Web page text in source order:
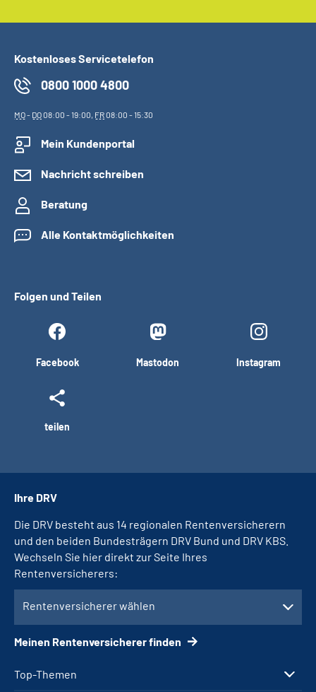
Kostenloses Servicetelefon
0800 1000 4800
MO- DO08:00 - 19:00, FR08:00 - 15:30
Mein Kundenportal
Nachricht schreiben
Beratung
Alle Kontaktmöglichkeiten
Folgen und Teilen
Facebook Mastodon Instagram
teilen
Top-Themen
Ihre DRV
Die DRV besteht aus 14 regionalen Rentenversicherern
und den beiden Bundesträgern DRV Bund und DRV KBS.
Wechseln Sie hier direkt zur Seite Ihres
Rentenversicherers:
Rentenversicherer wählen
Meinen Rentenversicherer finden